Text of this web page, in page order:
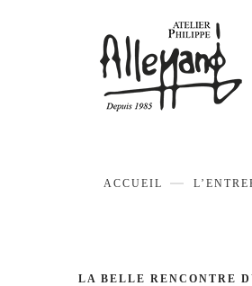
ACCUEIL
LA BELLE RENCONTRE